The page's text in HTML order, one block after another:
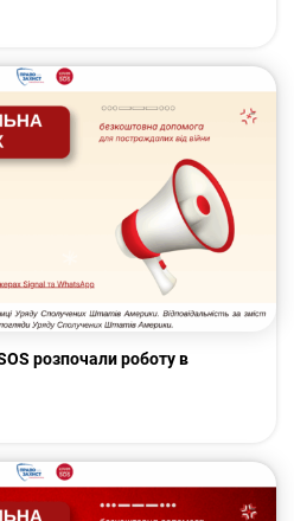
розпочали роботу в